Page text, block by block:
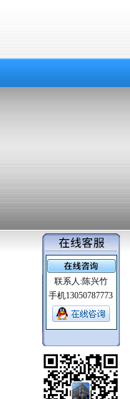
联系人:陈兴竹
手机13050787773